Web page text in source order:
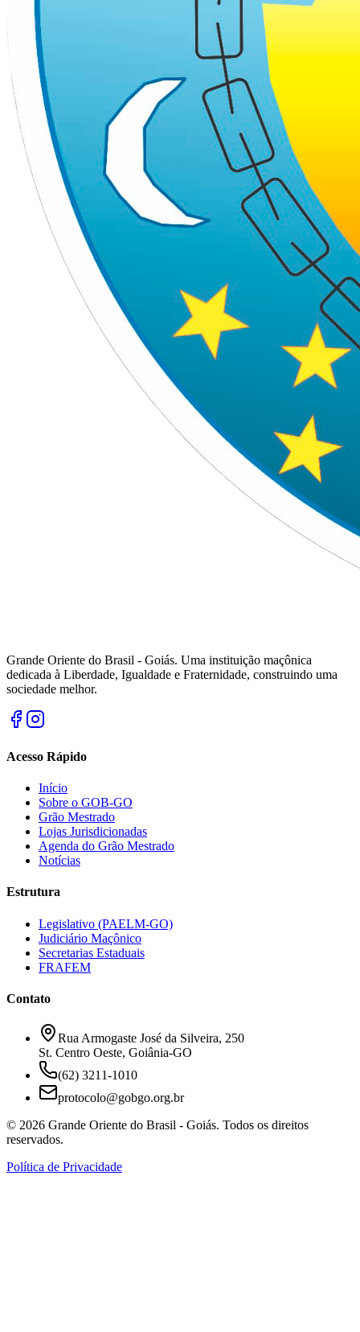
Grande Oriente do Brasil - Goiás. Uma instituição maçônica
dedicada à Liberdade, Igualdade e Fraternidade, construindo uma
sociedade melhor.
Acesso Rápido
Início
Sobre o GOB-GO
Grão Mestrado
Lojas Jurisdicionadas
Agenda do Grão Mestrado
Notícias
Estrutura
Legislativo (PAELM-GO)
Judiciário Maçônico
Secretarias Estaduais
FRAFEM
Contato
Rua Armogaste José da Silveira, 250
St. Centro Oeste, Goiânia-GO
(62) 3211-1010
protocolo@gobgo.org.br
© 2026 Grande Oriente do Brasil - Goiás. Todos os direitos
reservados.
Política de Privacidade